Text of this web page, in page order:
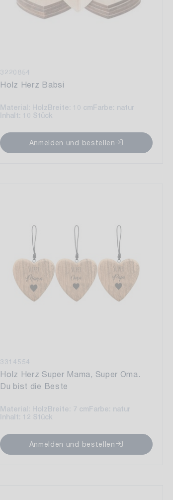
3220854
Holz Herz Babsi
Material: Holz Breite: 10 cm Farbe: natur
Inhalt: 10 Stück
Anmelden und bestellen
3314554
Holz Herz Super Mama, Super Oma.
Du bist die Beste
Material: HolzBreite: 7 cmFarbe: natur
Inhalt: 12 Stück
Anmelden und bestellen